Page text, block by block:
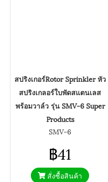
สปริงเกอร์Rotor Sprinkler หัว
สปริงเกลอร์ใบพัดสแตนเลส
พร้อมวาล์ว รุ่น SMV-6 Super
Products
SMV-6
฿41
สั่งซื้อสินค้า